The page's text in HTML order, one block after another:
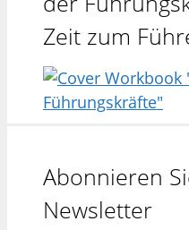
Zeit zum
Abonnieren
Newsletter